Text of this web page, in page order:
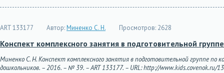
ART 133177 Автор:Миненко С. Н. Просмотров: 2628
Конспект комплексного занятия в подготовительной
Миненко С. Н. Конспект комплексного занятия в подготовительной группе
дошкольников. – 2016. – № 39. – ART 133177. – URL: http://www.kids.covenok.ru/